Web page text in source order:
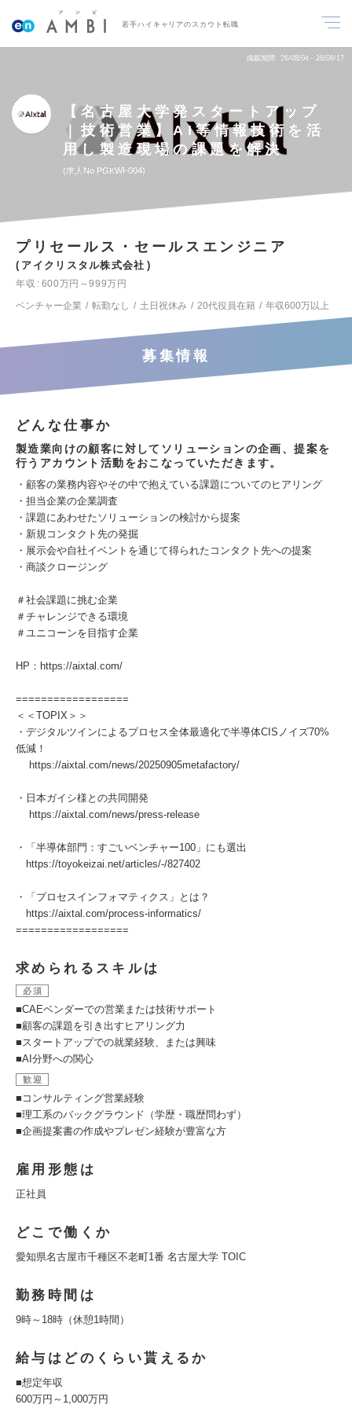
若手ハイキャリアのスカウト転職
掲載期間 26/08/04～26/08/17
【名古屋大学発スタートアップ
｜技術営業】AI等情報技術を活
用し製造現場の課題を解決
求人No.PGKWI-004
プリセールス・セールスエンジニア
アイクリスタル株式会社
年収
600万円～999万円
ベンチャー企業
転勤なし 土日祝休み 20代役員在籍 年収600万以上
募集情報
どんな仕事か
製造業向けの顧客に対してソリューションの企画、提案を
行うアカウント活動をおこなっていただきます。
・顧客の業務内容やその中で抱えている課題についてのヒアリング
・担当企業の企業調査
・課題にあわせたソリューションの検討から提案
・新規コンタクト先の発掘
・展示会や自社イベントを通じて得られたコンタクト先への提案
・商談クロージング
＃社会課題に挑む企業
＃チャレンジできる環境
＃ユニコーンを目指す企業
HP：https://aixtal.com/
==================
＜＜TOPIX＞＞
・デジタルツインによるプロセス全体最適化で半導体CISノイズ70%
低減！
https://aixtal.com/news/20250905metafactory/
・日本ガイシ様との共同開発
https://aixtal.com/news/press-release
・「半導体部門：すごいベンチャー100」にも選出
https://toyokeizai.net/articles/-/827402
・「プロセスインフォマティクス」とは？
https://aixtal.com/process-informatics/
==================
求められるスキルは
必須
■CAEベンダーでの営業または技術サポート
■顧客の課題を引き出すヒアリング力
■スタートアップでの就業経験、または興味
■AI分野への関心
歓迎
■コンサルティング営業経験
■理工系のバックグラウンド（学歴・職歴問わず）
■企画提案書の作成やプレゼン経験が豊富な方
雇用形態は
正社員
どこで働くか
愛知県名古屋市千種区不老町1番 名古屋大学 TOIC
勤務時間は
9時～18時（休憩1時間）
給与はどのくらい貰えるか
■想定年収
600万円～1,000万円